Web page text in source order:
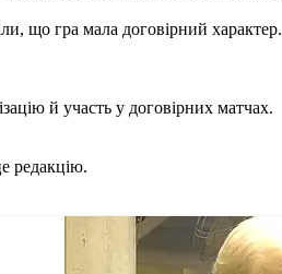
що гра мала договірний характер.
й участь у договірних матчах.
редакцію.